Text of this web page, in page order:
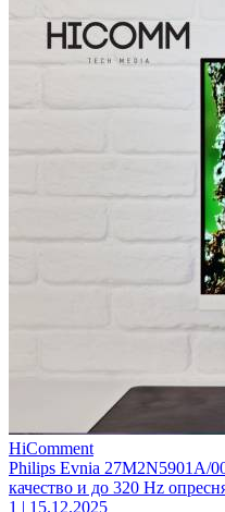
HiComment
Philips Evnia 27M2N5901A/
качество и до 320 Hz
1 | 15.12.2025